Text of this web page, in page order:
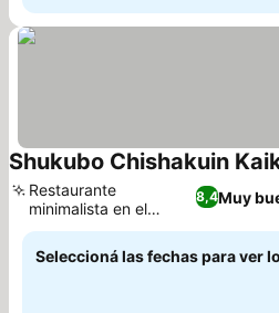
Shukubo Chishakuin
8,4Muy
Restaurante
minimalista en el
alojamiento
Seleccioná las fechas para ver